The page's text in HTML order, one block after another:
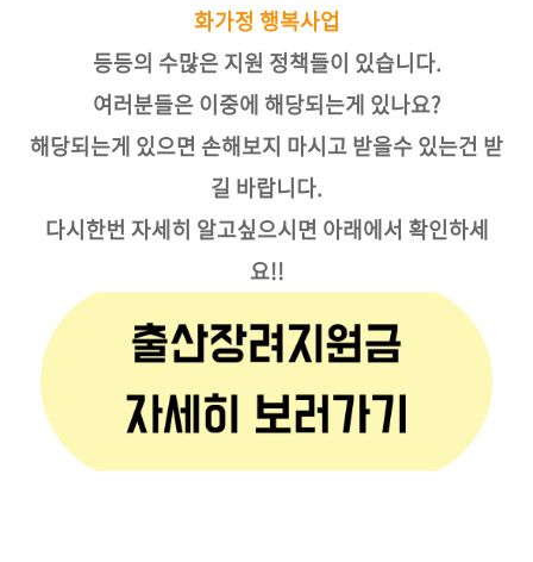
화가정 행복사업
등등의 수많은 지원 정책들이 있습니다.
여러분들은 이중에 해당되는게 있나요?
해당되는게 있으면 손해보지 마시고 받을수 있는건 받
길 바랍니다.
다시한번 자세히 알고싶으시면 아래에서 확인하세
요!!